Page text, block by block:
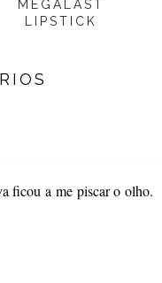
MEGALAST
LIPSTICK
ficou a me piscar o olho.